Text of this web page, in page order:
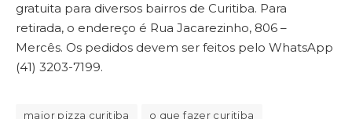
gratuita para diversos bairros de Curitiba. Para
retirada, o endereço é Rua Jacarezinho, 806 –
Mercês. Os pedidos devem ser feitos pelo WhatsApp
(41) 3203-7199.
maior pizza curitiba
o que fazer curitiba